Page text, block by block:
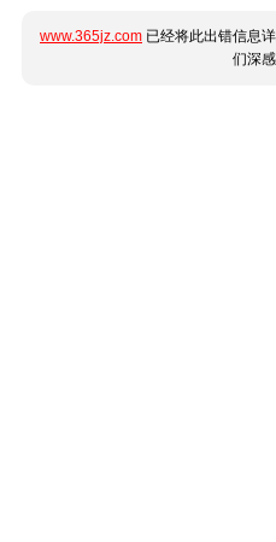
www.365jz.com 已经将此出错信息
们深